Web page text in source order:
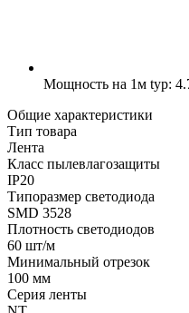
Мощность на 1м typ:
Общие характеристики
Тип товара
Лента
Класс пылевлагозащиты
IP20
Типоразмер светодиода
SMD 3528
Плотность светодиодов
60 шт/м
Минимальный отрезок
100 мм
Серия ленты